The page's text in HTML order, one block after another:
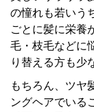
の憧れも若いう
ごとに髪に栄養
毛・枝毛などに
り替える方も少
もちろん、ツヤ
ングヘアでいる